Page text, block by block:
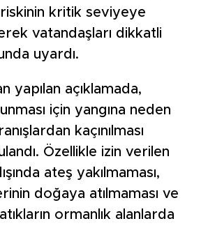
riskinin kritik seviyeye
vatandaşları dikkatli
uyardı.
yapılan açıklamada,
için yangına neden
kaçınılması
Özellikle izin verilen
ateş yakılmaması,
doğaya atılmaması ve
ormanlık alanlarda